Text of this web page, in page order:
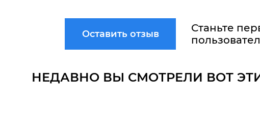
Оставить отзыв
Станьте
НЕДАВНО ВЫ СМОТРЕЛИ ВОТ